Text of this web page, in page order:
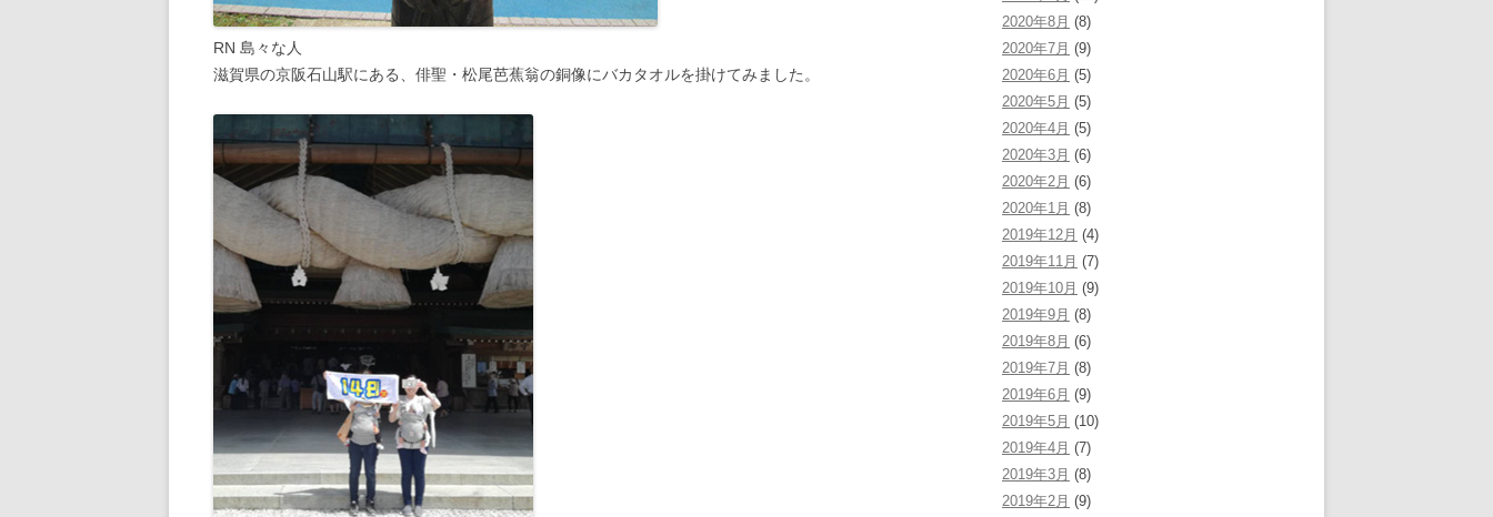
RN 島々な人
滋賀県の京阪石山駅にある、俳聖・松尾芭蕉翁の銅像にバカタオルを掛けてみました。
2020年8月 (8)
2020年7月 (9)
2020年6月 (5)
2020年5月 (5)
2020年4月 (5)
2020年3月 (6)
2020年2月 (6)
2020年1月 (8)
2019年12月 (4)
2019年11月 (7)
2019年10月 (9)
2019年9月 (8)
2019年8月 (6)
2019年7月 (8)
2019年6月 (9)
2019年5月 (10)
2019年4月 (7)
2019年3月 (8)
2019年2月 (9)